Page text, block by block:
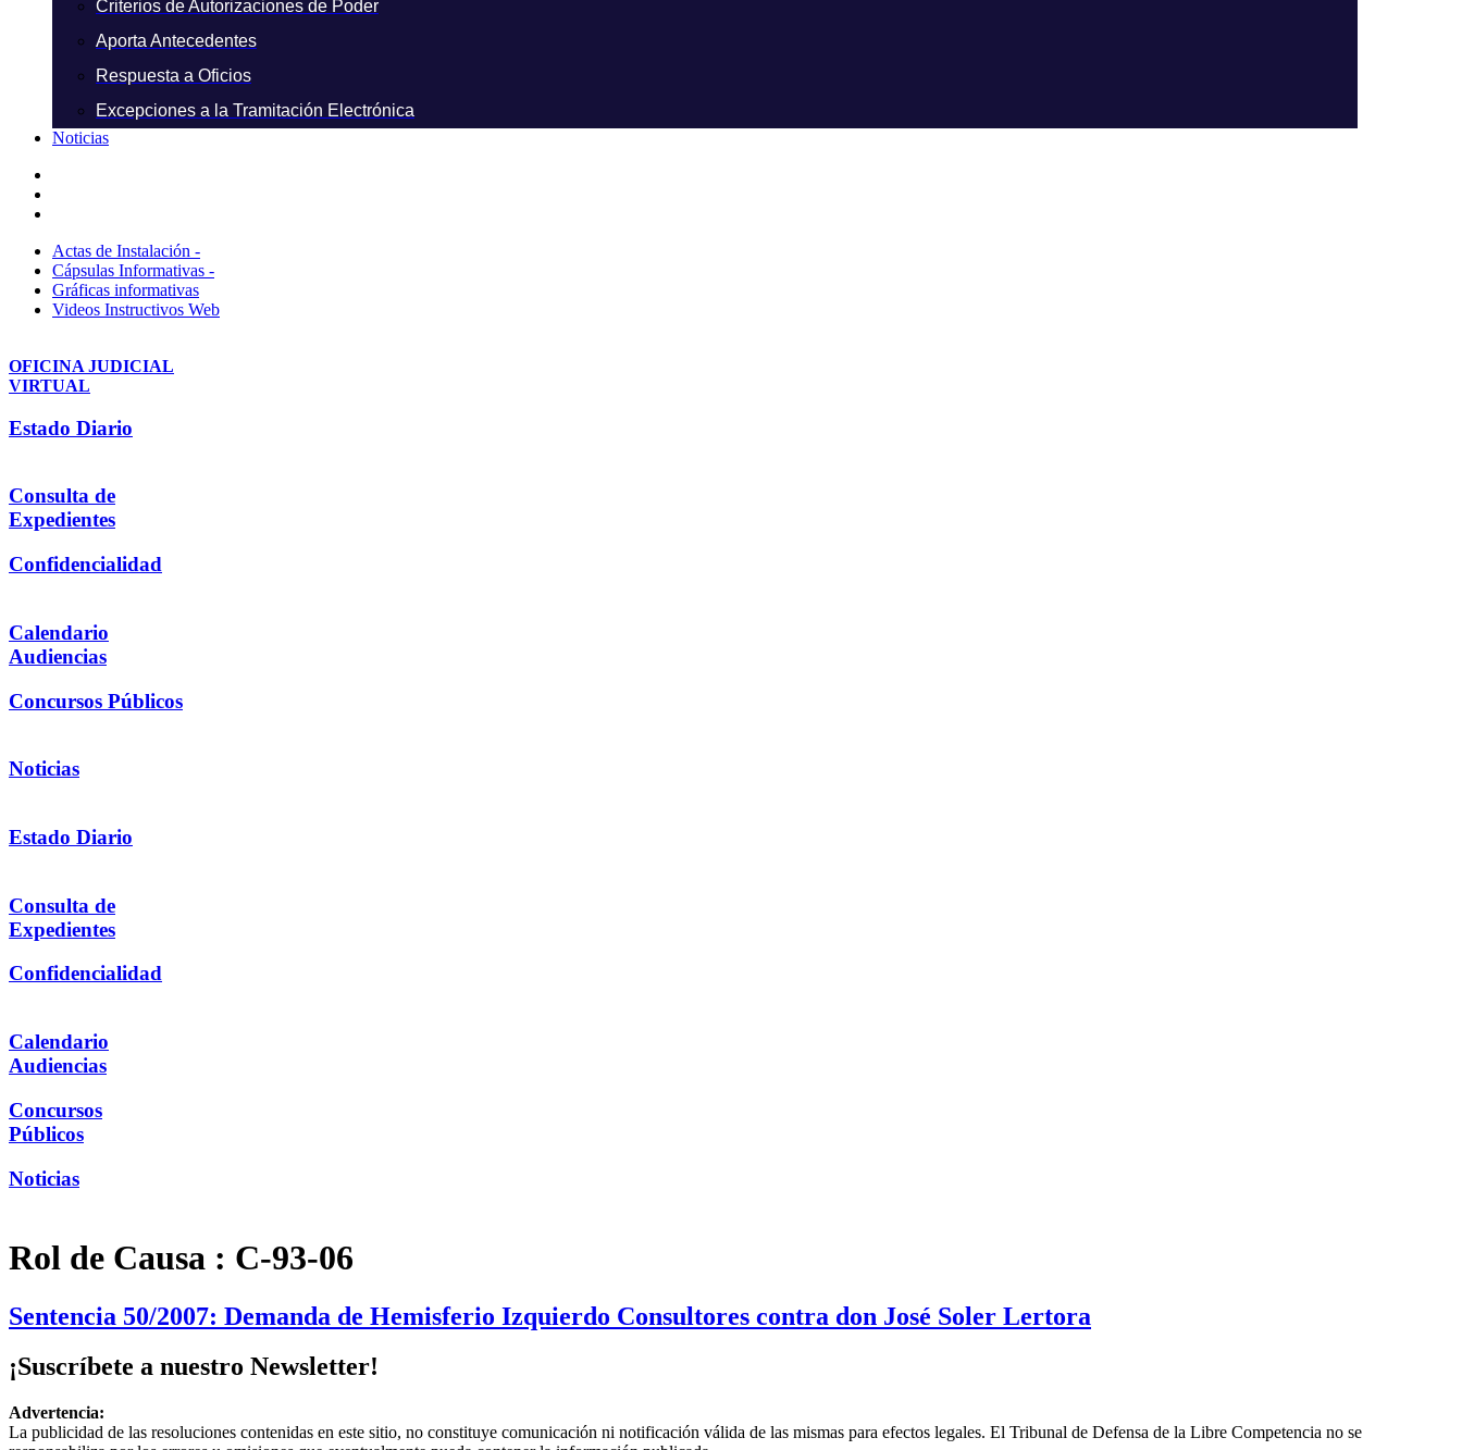
Criterios de Autorizaciones de Poder
Aporta Antecedentes
Respuesta a Oficios
Excepciones a la Tramitación Electrónica
Noticias
Actas de Instalación -
Cápsulas Informativas -
Gráficas informativas
Videos Instructivos Web
OFICINA JUDICIAL
VIRTUAL
Estado Diario
Consulta de
Expedientes
Confidencialidad
Calendario
Audiencias
Concursos Públicos
Noticias
Estado Diario
Consulta de
Expedientes
Confidencialidad
Calendario
Audiencias
Concursos
Públicos
Noticias
Rol de Causa : C-93-06
Sentencia 50/2007: Demanda de Hemisferio Izquierdo Consultores contra don José Soler Lertora
¡Suscríbete a nuestro Newsletter!
Advertencia:
La publicidad de las resoluciones contenidas en este sitio, no constituye comunicación ni notificación válida de las mismas para efectos legales. El Tribunal de Defensa de la Libre Competencia no se